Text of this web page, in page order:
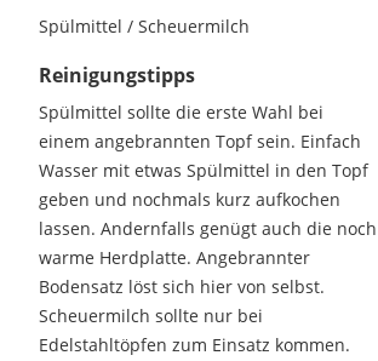
Spülmittel / Scheuermilch
Reinigungstipps
Spülmittel sollte die erste Wahl bei
einem angebrannten Topf sein. Einfach
Wasser mit etwas Spülmittel in den Topf
geben und nochmals kurz aufkochen
lassen. Andernfalls genügt auch die noch
warme Herdplatte. Angebrannter
Bodensatz löst sich hier von selbst.
Scheuermilch sollte nur bei
Edelstahltöpfen zum Einsatz kommen.